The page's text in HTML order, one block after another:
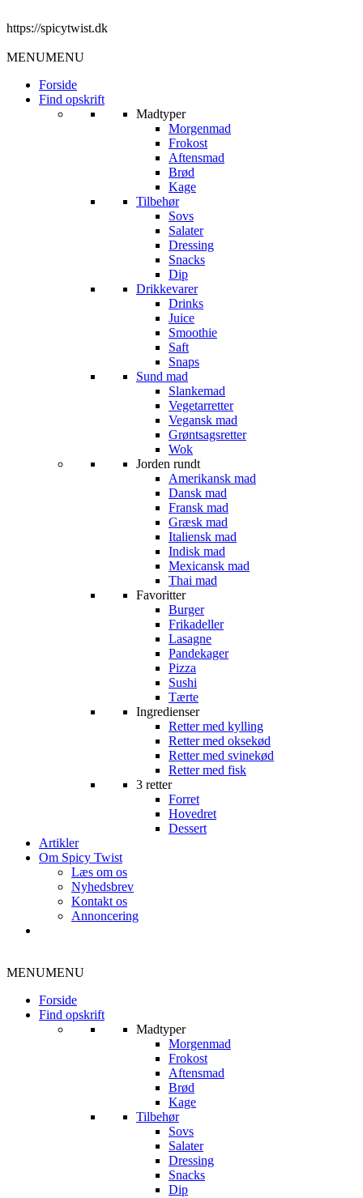
https://spicytwist.dk
MENUMENU
Forside
Find opskrift
Madtyper
Morgenmad
Frokost
Aftensmad
Brød
Kage
Tilbehør
Sovs
Salater
Dressing
Snacks
Dip
Drikkevarer
Drinks
Juice
Smoothie
Saft
Snaps
Sund mad
Slankemad
Vegetarretter
Vegansk mad
Grøntsagsretter
Wok
Jorden rundt
Amerikansk mad
Dansk mad
Fransk mad
Græsk mad
Italiensk mad
Indisk mad
Mexicansk mad
Thai mad
Favoritter
Burger
Frikadeller
Lasagne
Pandekager
Pizza
Sushi
Tærte
Ingredienser
Retter med kylling
Retter med oksekød
Retter med svinekød
Retter med fisk
3 retter
Forret
Hovedret
Dessert
Artikler
Om Spicy Twist
Læs om os
Nyhedsbrev
Kontakt os
Annoncering
MENUMENU
Forside
Find opskrift
Madtyper
Morgenmad
Frokost
Aftensmad
Brød
Kage
Tilbehør
Sovs
Salater
Dressing
Snacks
Dip